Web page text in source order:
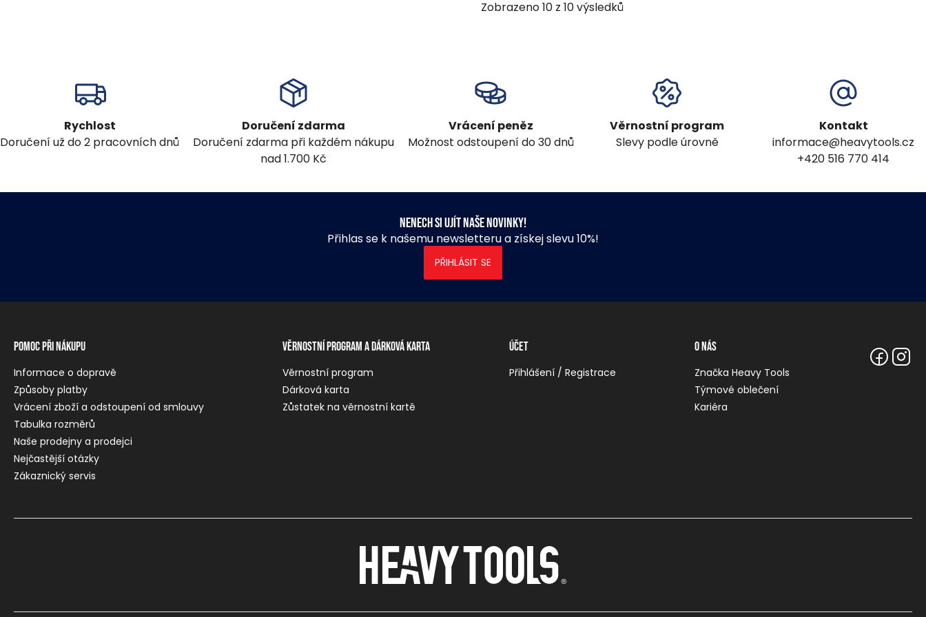
Zobrazeno10 z10výsledků
Rychlost
Doručení už do 2 pracovních dnů
Doručení zdarma
Doručení zdarma při každém nákupu
nad 1.700 Kč
Vrácení peněz
Možnost odstoupení do 30 dnů
Věrnostní program
Slevy podle úrovně
Kontakt
informace@heavytools.cz
+420 516 770 414
Nenech si ujít naše novinky!
Přihlas se k našemu newsletteru a získej slevu 10%!
PŘIHLÁSIT SE
Pomoc při nákupu
Informace o dopravě
Způsoby platby
Vrácení zboží a odstoupení od smlouvy
Tabulka rozměrů
Naše prodejny a prodejci
Nejčastější otázky
Zákaznický servis
Věrnostní program a dárková karta
Věrnostní program
Dárková karta
Zůstatek na věrnostní kartě
Účet
Přihlášení / Registrace
O nás
Značka Heavy Tools
Týmové oblečení
Kariéra